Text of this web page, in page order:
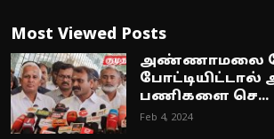
Most Viewed Posts
அண்ணாமலை
பணிகளை செ...
Feb 4, 2024